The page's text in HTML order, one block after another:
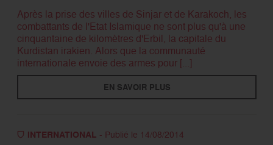
Après la prise des villes de Sinjar et de Karakoch, les
combattants de l'Etat Islamique ne sont plus qu'à une
cinquantaine de kilomètres d'Erbil, la capitale du
Kurdistan irakien. Alors que la communauté
internationale envoie des armes pour [...]
EN SAVOIR PLUS
INTERNATIONAL - Publié le 14/08/2014